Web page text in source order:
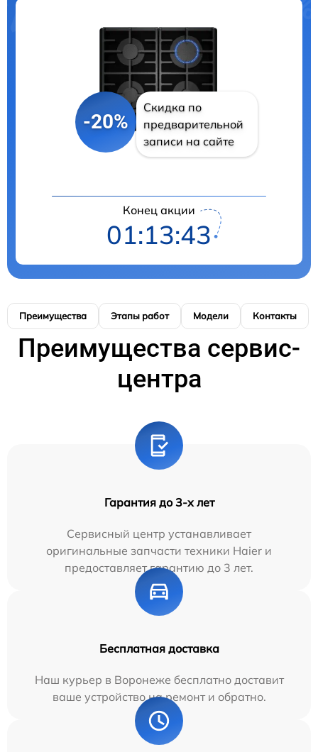
-20%
Скидка по
предварительной
записи на сайте
Конец акции
01:13:42
Преимущества Этапы работ Модели Контакты
Преимущества сервис-
центра
Гарантия до 3-х лет
Сервисный центр устанавливает
оригинальные запчасти техники Haier и
предоставляет гарантию до 3 лет.
Бесплатная доставка
Наш курьер в Воронеже бесплатно доставит
ваше устройство на ремонт и обратно.